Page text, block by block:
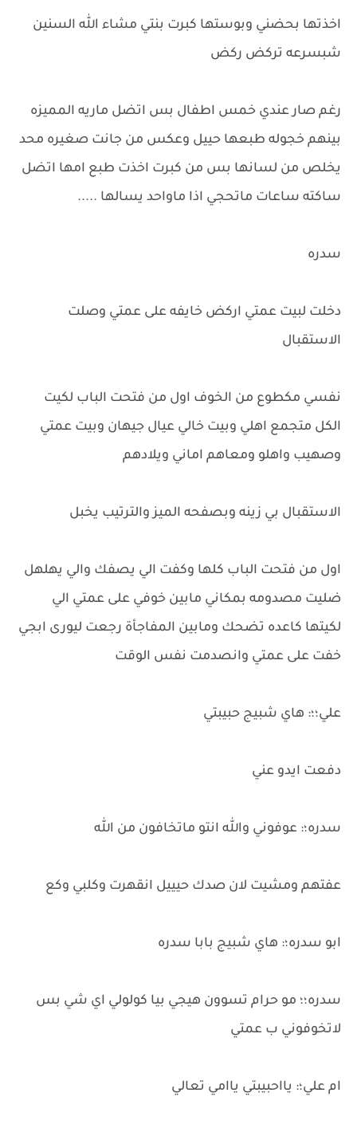
اخذتها بحضني وبوستها كبرت بنتي مشاء الله السنين
شبسرعه تركض ركض
رغم صار عندي خمس اطفال بس اتضل ماريه المميزه
بينهم خجوله طبعها حييل وعكس من جانت صغيره محد
يخلص من لسانها بس من كبرت اخذت طبع امها اتضل
ساكته ساعات ماتحجي اذا ماواحد يسالها .....
سدره
دخلت لبيت عمتي اركض خايفه على عمتي وصلت
الاستقبال
نفسي مكطوع من الخوف اول من فتحت الباب لكيت
الكل متجمع اهلي وبيت خالي عيال جيهان وبيت عمتي
وصهيب واهلو ومعاهم اماني ويلادهم
الاستقبال بي زينه وبصفحه الميز والترتيب يخبل
اول من فتحت الباب كلها وكفت الي يصفك والي يهلهل
ضليت مصدومه بمكاني مابين خوفي على عمتي الي
لكيتها كاعده تضحك ومابين المفاجأة رجعت ليورى ابجي
خفت على عمتي وانصدمت نفس الوقت
علي؛؛: هاي شبيج حبيبتي
دفعت ايدو عني
سدره؛: عوفوني والله انتو ماتخافون من الله
عفتهم ومشيت لان صدك حيييل انقهرت وكلبي وكع
ابو سدره؛: هاي شبيج بابا سدره
سدره؛؛ مو حرام تسوون هيجي بيا كولولي اي شي بس
لاتخوفوني ب عمتي
ام علي؛: يااحبيبتي ياامي تعالي